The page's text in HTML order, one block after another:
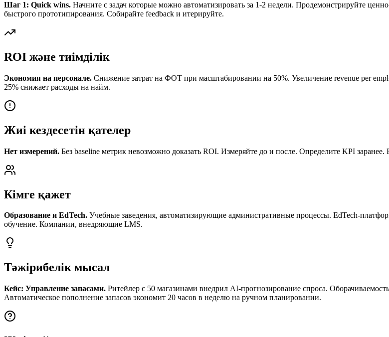
Шаг 1: Quick wins. Начните с задач которые можно автоматизировать за 1-2 недели. Продемонстрируйте
быстрого прототипирования. Собирайте feedback и итерируйте.
ROI және тиімділік
Экономия на персонале. Снижение затрат на ФОТ при масштабировании на 50%. Увеличение revenue per
25% снижает расходы на найм.
Жиі кездесетін қателер
Нет измерений. Без baseline метрик невозможно доказать ROI. Измеряйте до и после. Определите KPI заранее.
Кімге қажет
Образование и EdTech. Учебные заведения, автоматизирующие административные процессы. EdTech-
обучение. Компании, внедряющие LMS.
Тәжірибелік мысал
Кейс: Управление запасами. Ритейлер с 50 магазинами внедрил AI-прогнозирование спроса.
Автоматическое пополнение запасов экономит 20 часов в неделю на ручном планировании.